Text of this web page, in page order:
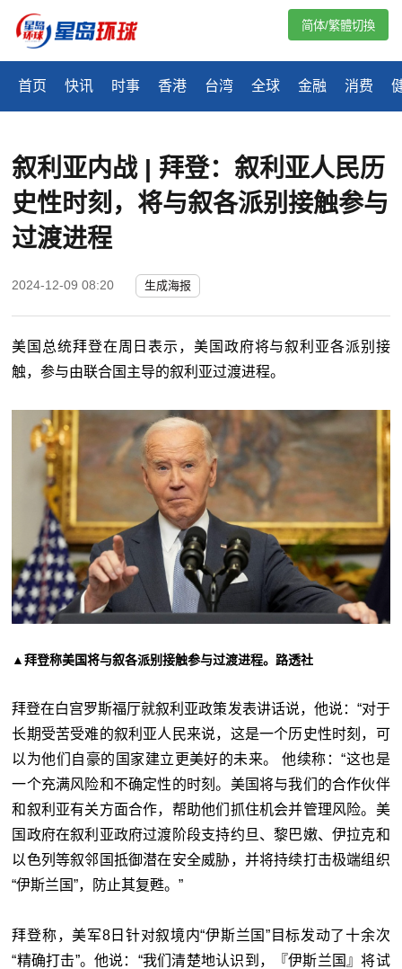
首页 快讯 时事 香港 台湾 全球 金融 消费
简体/繁體切換
叙利亚内战 | 拜登：叙利亚人民历
史性时刻，将与叙各派别接触参与
过渡进程
2024-12-09 08:20 生成海报
美国总统拜登在周日表示，美国政府将与叙利亚各派别接
触，参与由联合国主导的叙利亚过渡进程。
▲拜登称美国将与叙各派别接触参与过渡进程。路透社
拜登在白宫罗斯福厅就叙利亚政策发表讲话说，他说：“对于
长期受苦受难的叙利亚人民来说，这是一个历史性时刻，可
以为他们自豪的国家建立更美好的未来。 他续称：“这也是
一个充满风险和不确定性的时刻。美国将与我们的合作伙伴
和叙利亚有关方面合作，帮助他们抓住机会并管理风险。美
国政府在叙利亚政府过渡阶段支持约旦、黎巴嫩、伊拉克和
以色列等叙邻国抵御潜在安全威胁，并将持续打击极端组织
“伊斯兰国”，防止其复甦。”
拜登称，美军8日针对叙境内“伊斯兰国”目标发动了十余次
“精确打击”。他说：“我们清楚地认识到，『伊斯兰国』将试